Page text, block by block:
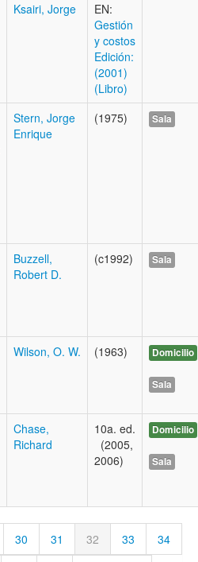
Ksairi, Jorge
EN:
Gestión
y costos
Edición:
(2001)
(Libro)
Stern, Jorge
Enrique
(1975) Sala
Buzzell,
Robert D.
(c1992) Sala
Wilson, O. W. (1963) Domicilio
Sala
Chase,
Richard
10a. ed.
(2005,
2006)
Domicilio
Sala
30 31 32 33
34